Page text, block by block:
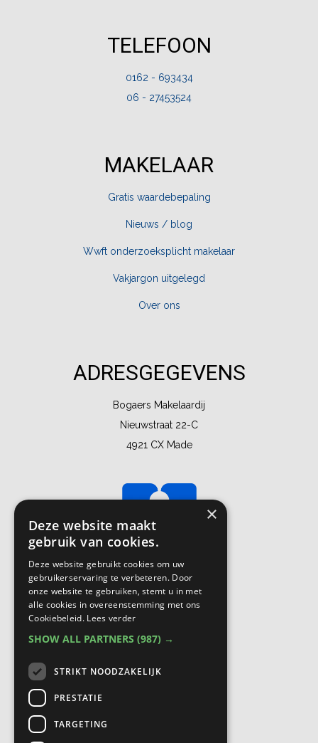
TELEFOON
0162 - 693434
06 - 27453524
MAKELAAR
Gratis waardebepaling
Nieuws / blog
Wwft onderzoeksplicht makelaar
Vakjargon uitgelegd
Over ons
ADRESGEGEVENS
Bogaers Makelaardij
Nieuwstraat 22-C
4921 CX Made
×
Deze website maakt
gebruik van cookies.
Deze website gebruikt cookies om uw
gebruikerservaring te verbeteren. Door
onze website te gebruiken, stemt u in met
alle cookies in overeenstemming met ons
Cookiebeleid. Lees verder
SHOW ALL PARTNERS (987) →
STRIKT NOODZAKELIJK
PRESTATIE
TARGETING